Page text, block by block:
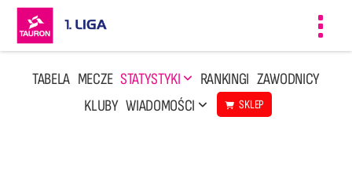
TABELA MECZE STATYSTYKI RANKINGI ZAWODNICY
KLUBY WIADOMOŚCI SKLEP